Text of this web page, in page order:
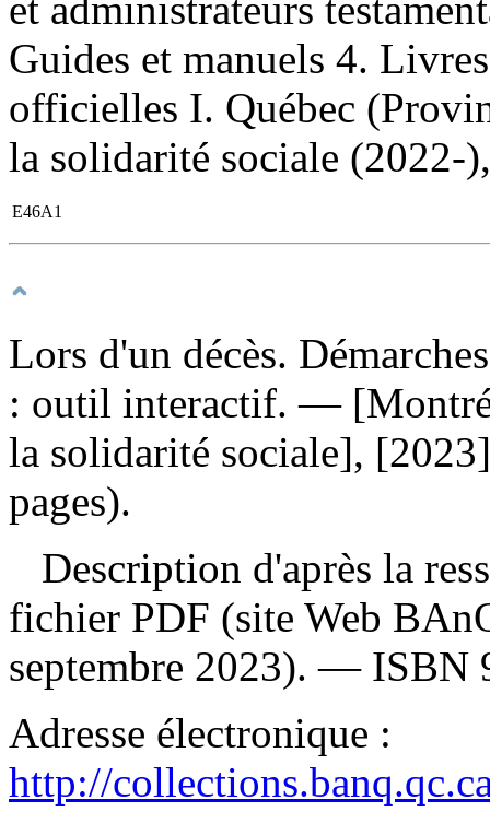
Guides et manuels 4.
officielles I. Québec
la solidarité sociale (2022-
E46A1
Lors d'un décès.
: outil interactif. —
la solidarité sociale],
pages).
Description d'après la
fichier PDF (site Web
septembre 2023). — ISBN
Adresse électronique :
http://